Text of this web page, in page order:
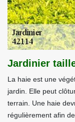
Jardinier
La haie est une
jardin. Elle peut
terrain. Une haie
régulièrement afin